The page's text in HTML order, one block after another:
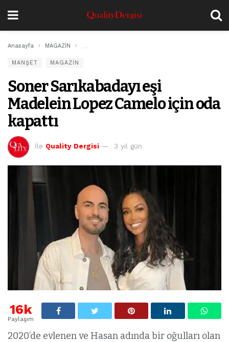
Anasayfa MAGAZİN
MANŞET MAGAZİN
Soner Sarıkabadayı eşi
Madelein Lopez Camelo için oda
kapattı
İle Quality Dergisi 3 yıl gün
16k
Paylaşım
2020’de evlenen ve Hasan adında bir oğulları olan